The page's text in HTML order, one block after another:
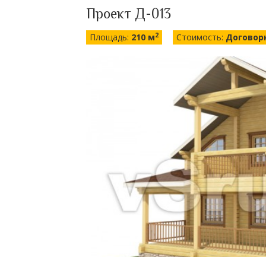
Проект Д-013
Площадь: 210 м2 Стоимость: